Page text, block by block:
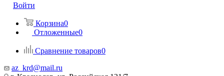
Войти
Корзина0
Отложенные0
Сравнение товаров0
az_krd@mail.ru